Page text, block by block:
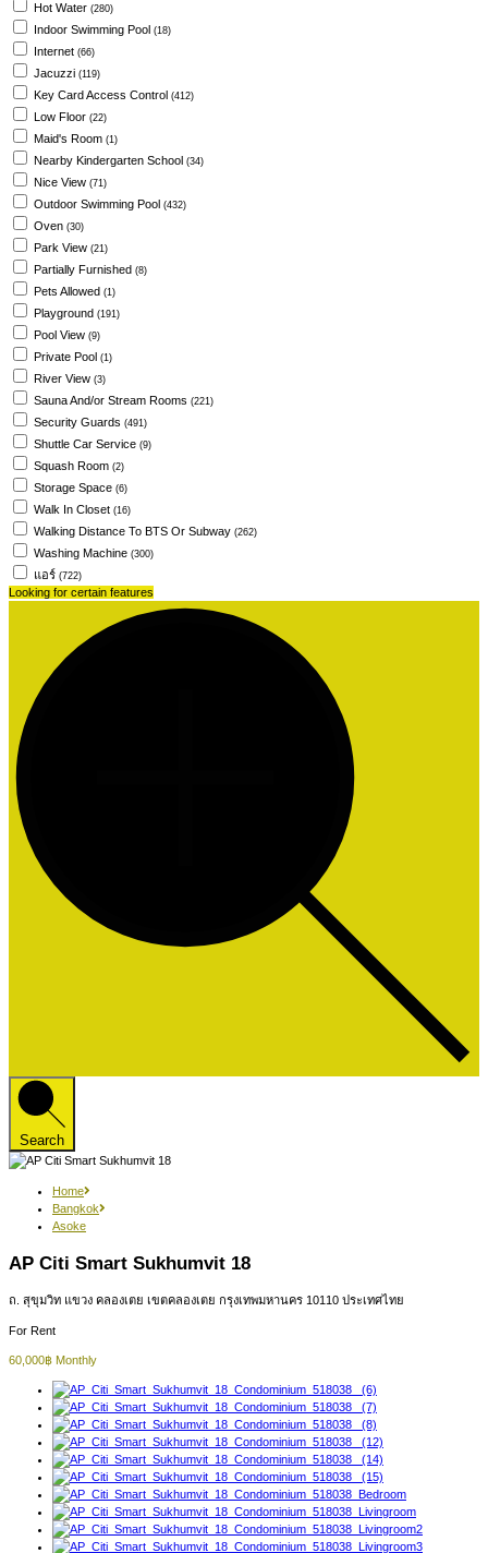
Hot Water (280)
Indoor Swimming Pool (18)
Internet (66)
Jacuzzi (119)
Key Card Access Control (412)
Low Floor (22)
Maid's Room (1)
Nearby Kindergarten School (34)
Nice View (71)
Outdoor Swimming Pool (432)
Oven (30)
Park View (21)
Partially Furnished (8)
Pets Allowed (1)
Playground (191)
Pool View (9)
Private Pool (1)
River View (3)
Sauna And/or Stream Rooms (221)
Security Guards (491)
Shuttle Car Service (9)
Squash Room (2)
Storage Space (6)
Walk In Closet (16)
Walking Distance To BTS Or Subway (262)
Washing Machine (300)
แอร์ (722)
Looking for certain features
Search
Home
Bangkok
Asoke
AP Citi Smart Sukhumvit 18
ถ. สุขุมวิท แขวง คลองเตย เขตคลองเตย กรุงเทพมหานคร 10110 ประเทศไทย
For Rent
60,000฿ Monthly